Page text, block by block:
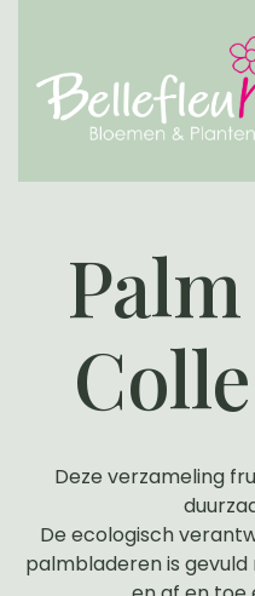
Deze verzameling
De ecologisch
palmbladeren is